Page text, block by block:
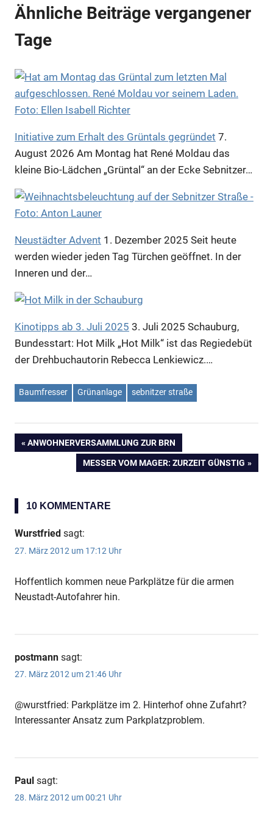
Ähnliche Beiträge vergangener
Tage
Initiative zum Erhalt des Grüntals gegründet 7.
August 2026 Am Montag hat René Moldau das
kleine Bio-Lädchen „Grüntal“ an der Ecke Sebnitzer…
Neustädter Advent 1. Dezember 2025 Seit heute
werden wieder jeden Tag Türchen geöffnet. In der
Inneren und der…
Kinotipps ab 3. Juli 2025 3. Juli 2025 Schauburg,
Bundesstart: Hot Milk „Hot Milk“ ist das Regiedebüt
der Drehbuchautorin Rebecca Lenkiewicz.…
Baumfresser Grünanlage sebnitzer straße
Beitragsnavigation
VORHERIGER
ANWOHNERVERSAMMLUNG ZUR BRN
NÄCHSTER
MESSER VOM MAGER: ZURZEIT GÜNSTIG
10 KOMMENTARE
Wurstfried sagt:
27. März 2012 um 17:12 Uhr
Hoffentlich kommen neue Parkplätze für die armen
Neustadt-Autofahrer hin.
postmann sagt:
27. März 2012 um 21:46 Uhr
@wurstfried: Parkplätze im 2. Hinterhof ohne Zufahrt?
Interessanter Ansatz zum Parkplatzproblem.
Paul sagt:
28. März 2012 um 00:21 Uhr